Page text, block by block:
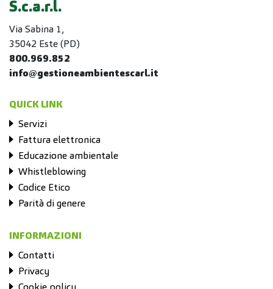
S.c.a.r.l.
Via Sabina 1,
35042 Este (PD)
800.969.852
info@gestioneambientescarl.it
QUICK LINK
Servizi
Fattura elettronica
Educazione ambientale
Whistleblowing
Codice Etico
Parità di genere
INFORMAZIONI
Contatti
Privacy